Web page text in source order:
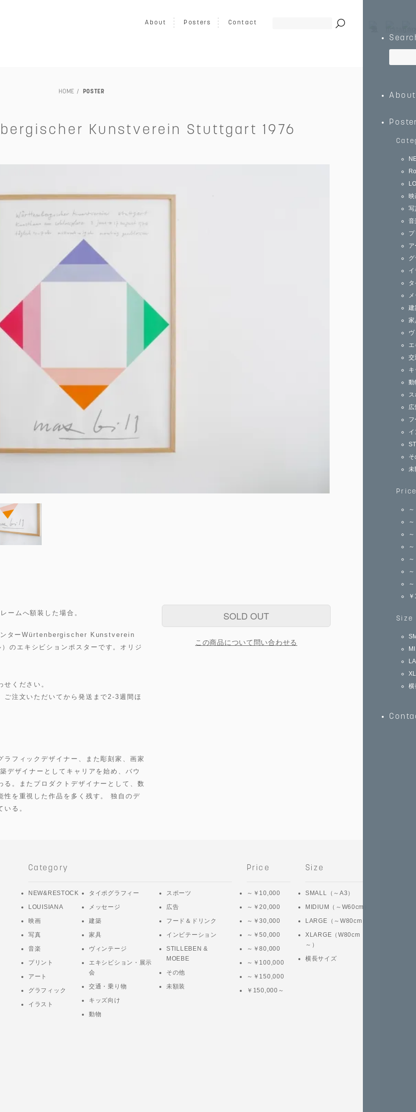
About Posters
& MOEBE その他
（～W80cm） XLARGE（W80cm～）
Contact
About
写
音
建
家
交
動
未
Price
Size
横
HOME POSTER
Kunstverein Stuttgart 1976
ムへ額装した場合。
ンターWürtenbergischer Kunstverein
エキシビションポスターです。オリジ
ください。
注文いただいてから発送まで2-3週間ほ
フィックデザイナー、また彫刻家、画家
デザイナーとしてキャリアを始め、バウ
。またプロダクトデザイナーとして、数
性を重視した作品を多く残す。 独自のデ
る。
SOLD OUT
この商品について問い合わせる
Category
NEW&RESTOCK
LOUISIANA
映画
写真
音楽
プリント
アート
グラフィック
イラスト
タイポグラフィー
メッセージ
建築
家具
ヴィンテージ
エキシビション・展示
会
交通・乗り物
キッズ向け
動物
スポーツ
広告
フード＆ドリンク
インビテーション
STILLEBEN &
MOEBE
その他
未額装
Price
～￥10,000
～￥20,000
～￥30,000
～￥50,000
～￥80,000
～￥100,000
～￥150,000
￥150,000～
Size
SMALL（～A3）
MIDIUM（～W60cm）
LARGE（～W80cm）
XLARGE（W80cm
～）
横長サイズ